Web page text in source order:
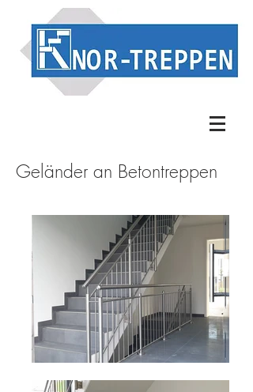
Geländer an Betontreppen